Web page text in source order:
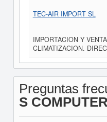
TEC-AIR IMPORT SL
IMPORTACION Y
CLIMATIZACION.
Preguntas
S